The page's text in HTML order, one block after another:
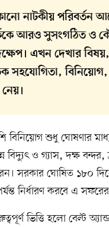
নাটকীয় পরিবর্তন
আরও সুসংগঠিত ও
এখন দেখার
সহযোগিতা, বিনিয়োগ,
বিনিয়োগ শুধু ঘোষণার
বিদ্যুৎ ও গ্যাস, দক্ষ
সরকার ঘোষিত ১৮০
নির্ধারণ করবে এ
ভিত্তি হলো বেল্ট